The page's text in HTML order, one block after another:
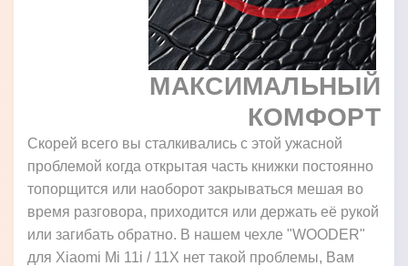
МАКСИМАЛЬНЫЙ
КОМФОРТ
Скорей всего вы сталкивались с этой ужасной
проблемой когда открытая часть книжки постоянно
топорщится или наоборот закрываться мешая во
время разговора, приходится или держать её рукой
или загибать обратно. В нашем чехле "WOODER"
для Xiaomi Mi 11i / 11X нет такой проблемы, Вам